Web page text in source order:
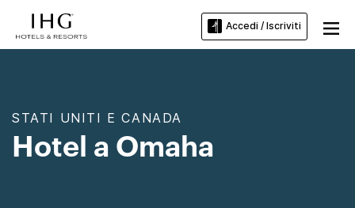
Accedi / Iscriviti
STATI UNITI E CANADA
Hotel a Omaha